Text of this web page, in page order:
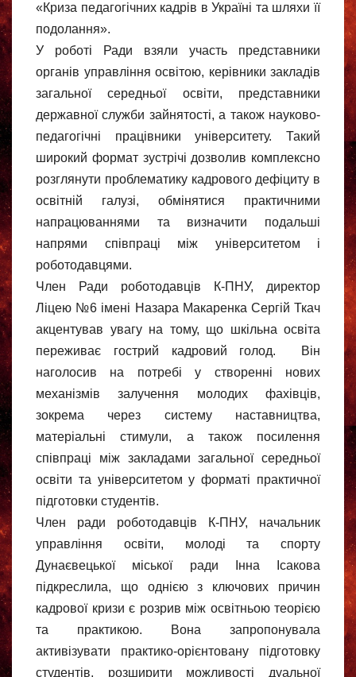
«Криза педагогічних кадрів в Україні та шляхи її
подолання».
У роботі Ради взяли участь представники
органів управління освітою, керівники закладів
загальної середньої освіти, представники
державної служби зайнятості, а також науково-
педагогічні працівники університету. Такий
широкий формат зустрічі дозволив комплексно
розглянути проблематику кадрового дефіциту в
освітній галузі, обмінятися практичними
напрацюваннями та визначити подальші
напрями співпраці між університетом і
роботодавцями.
Член Ради роботодавців К-ПНУ, директор
Ліцею №6 імені Назара Макаренка Сергій Ткач
акцентував увагу на тому, що шкільна освіта
переживає гострий кадровий голод. Він
наголосив на потребі у створенні нових
механізмів залучення молодих фахівців,
зокрема через систему наставництва,
матеріальні стимули, а також посилення
співпраці між закладами загальної середньої
освіти та університетом у форматі практичної
підготовки студентів.
Член ради роботодавців К-ПНУ, начальник
управління освіти, молоді та спорту
Дунаєвецької міської ради Інна Ісакова
підкреслила, що однією з ключових причин
кадрової кризи є розрив між освітньою теорією
та практикою. Вона запропонувала
активізувати практико-орієнтовану підготовку
студентів, розширити можливості дуальної